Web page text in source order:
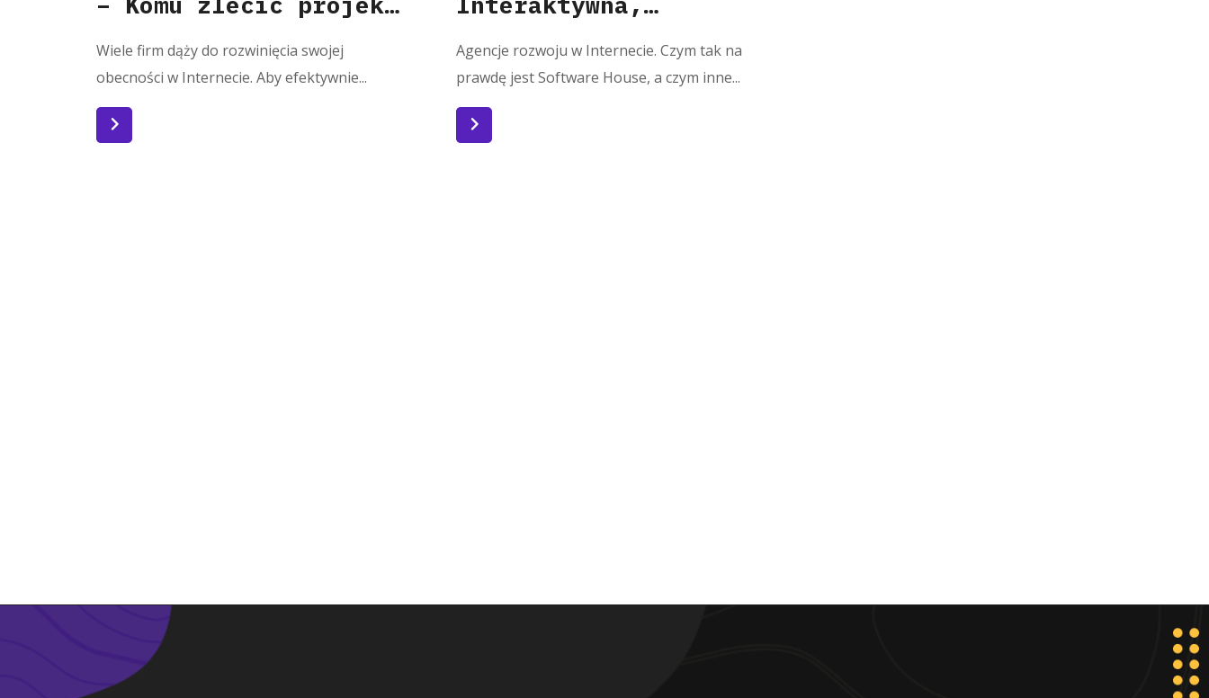
IT?
Wiele firm dąży do rozwinięcia swojej
obecności w Internecie. Aby efektywnie...
Marketingowa? Którą
wybrać i czym tak
właściwie są
poszczególne typy
Agencje rozwoju w Internecie. Czym tak na
prawdę jest Software House, a czym inne...